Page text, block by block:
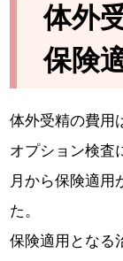
体外
保険
体外受精の費用
オプション検査
月から保険適用
た。
保険適用となる